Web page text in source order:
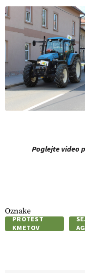
Poglejte video
Oznake
PROTEST
KMETOV